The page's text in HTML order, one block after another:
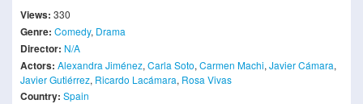
Views: 330
Genre: Comedy, Drama
Director: N/A
Actors: Alexandra Jiménez, Carla Soto, Carmen Machi, Javier Cámara,
Javier Gutiérrez, Ricardo Lacámara, Rosa Vivas
Country: Spain